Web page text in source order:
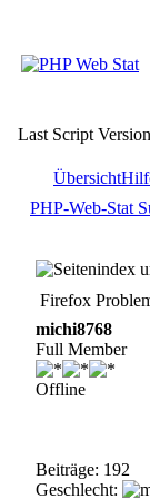
Last Script
Übersicht
PHP-Web-Stat
Firefox
michi8768
Full Member
Offline
Beiträge: 192
Geschlecht: